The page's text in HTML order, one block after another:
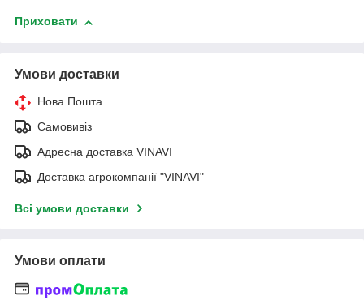
Приховати
Умови доставки
Нова Пошта
Самовивіз
Адресна доставка VINAVI
Доставка агрокомпанії "VINAVI"
Всі умови доставки
Умови оплати